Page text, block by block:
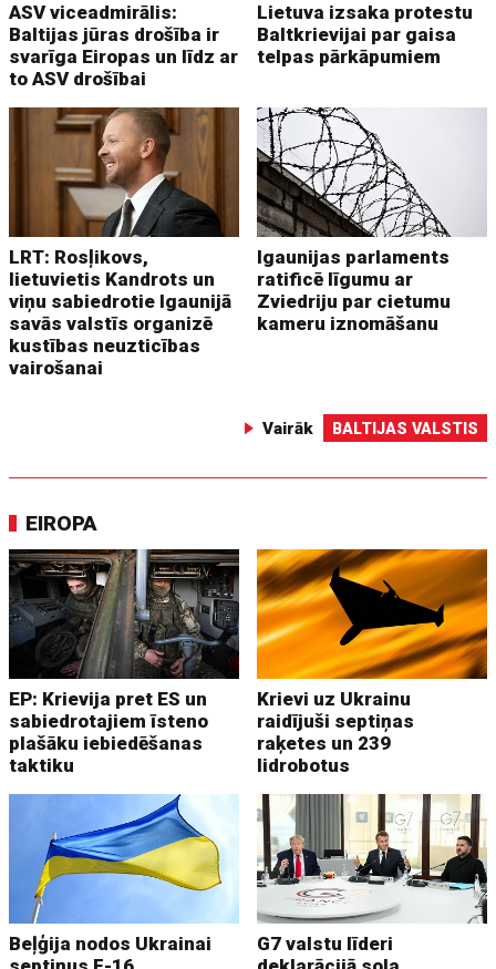
ASV viceadmirālis:
Baltijas jūras drošība ir
svarīga Eiropas un līdz ar
to ASV drošībai
Lietuva izsaka protestu
Baltkrievijai par gaisa
telpas pārkāpumiem
LRT: Rosļikovs,
lietuvietis Kandrots un
viņu sabiedrotie Igaunijā
savās valstīs organizē
kustības neuzticības
vairošanai
Igaunijas parlaments
ratificē līgumu ar
Zviedriju par cietumu
kameru iznomāšanu
Vairāk BALTIJAS VALSTIS
EIROPA
EP: Krievija pret ES un
sabiedrotajiem īsteno
plašāku iebiedēšanas
taktiku
Krievi uz Ukrainu
raidījuši septiņas
raķetes un 239
lidrobotus
Beļģija nodos Ukrainai
G7 valstu līderi